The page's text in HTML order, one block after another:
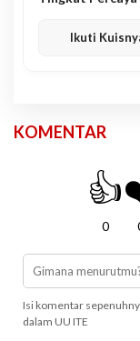
Ikuti
KOMENTAR
👍
0
Isi komentar
dalam UU ITE